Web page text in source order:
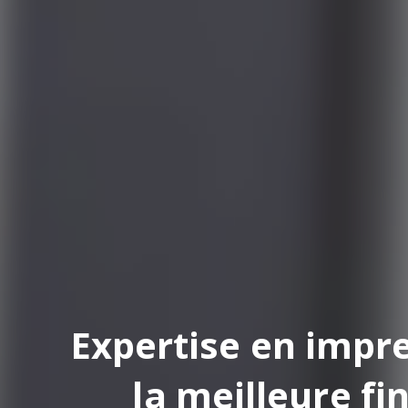
en
la meilleure finition